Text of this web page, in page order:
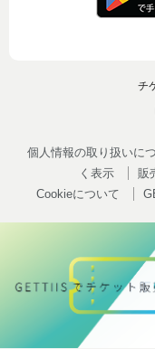
チ
個人情報の取り扱いに
く表示
販
Cookieについて